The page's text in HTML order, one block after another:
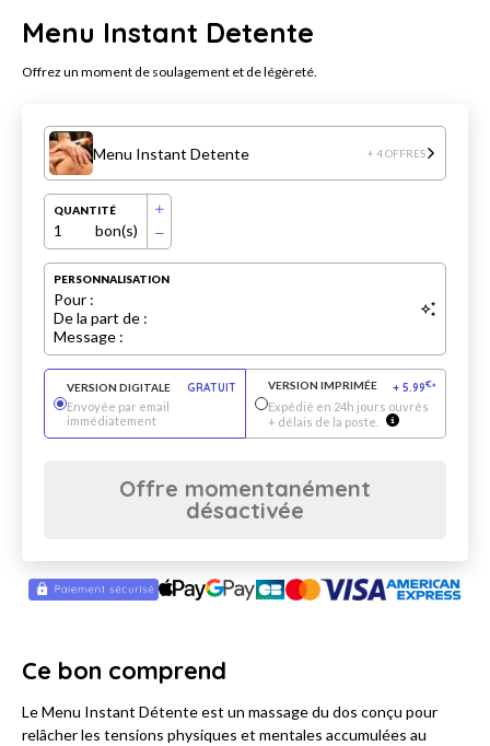
Menu Instant Detente
Offrez un moment de soulagement et de légèreté.
Menu Instant Detente + 4 OFFRES
QUANTITÉ
1 bon(s)
PERSONNALISATION
Pour :
De la part de :
Message :
VERSION DIGITALE
GRATUIT
Envoyée par email
immédiatement
VERSION IMPRIMÉE + 5.99€*
Expédié en 24h jours ouvrés
+ délais de la poste.
Offre momentanément
désactivée
Ce bon comprend
Le Menu Instant Détente est un massage du dos conçu pour
relâcher les tensions physiques et mentales accumulées au